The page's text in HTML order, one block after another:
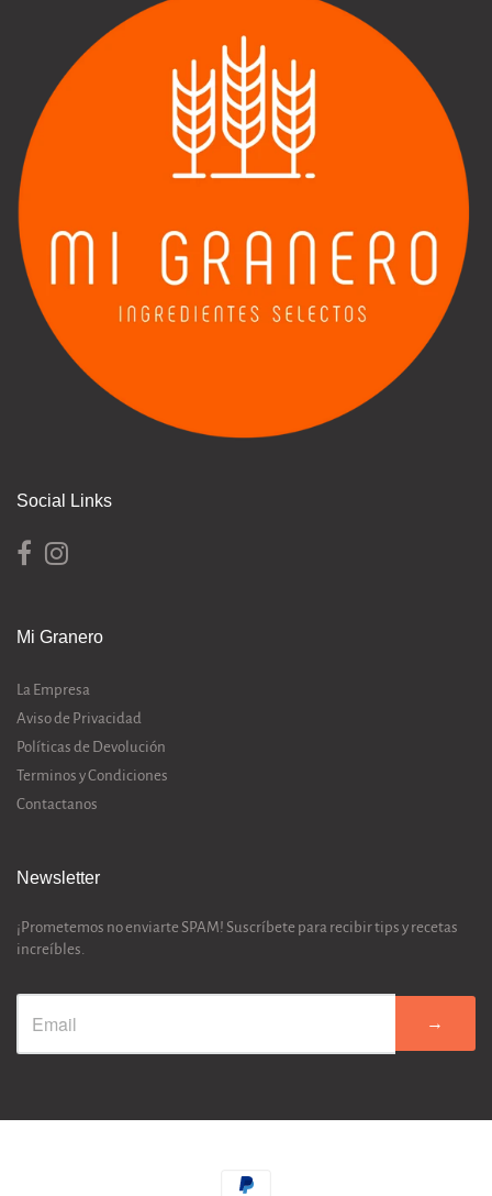
Social Links
Mi Granero
La Empresa
Aviso de Privacidad
Políticas de Devolución
Terminos y Condiciones
Contactanos
Newsletter
¡Prometemos no enviarte SPAM! Suscríbete para recibir tips y recetas
increíbles.
→